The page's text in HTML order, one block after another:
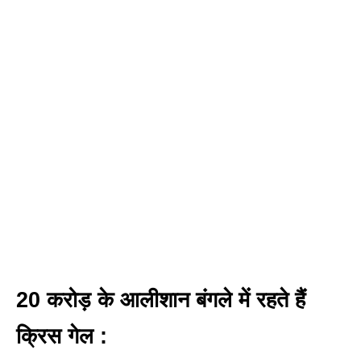
20 करोड़ के आलीशान बंगले में रहते हैं
क्रिस गेल :